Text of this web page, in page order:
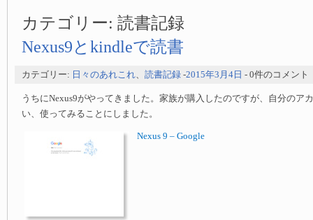
カテゴリー: 読書記録
Nexus9とkindleで読書
カテゴリー: 日々のあれこれ、 読書記録 -2015年3月4日 - 0件のコメント
うちにNexus9がやってきました。家族が購入したのですが、自分のア
い、使ってみることにしました。
Nexus 9 – Google